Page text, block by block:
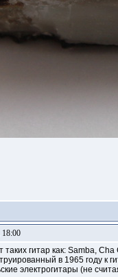
18:00
таких гитар как: Samba,
в 1965 году к
электрогитары (не